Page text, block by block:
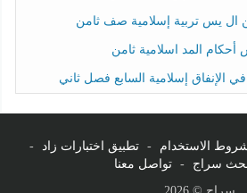
يس تربية إسلامية صف ثامن
المد اسلامية ثامن
الإنفاق إسلامية السابع فصل ثاني
الاستخدام - تطبيق اختبارات زاد
-
سراج
-
تواصل معنا